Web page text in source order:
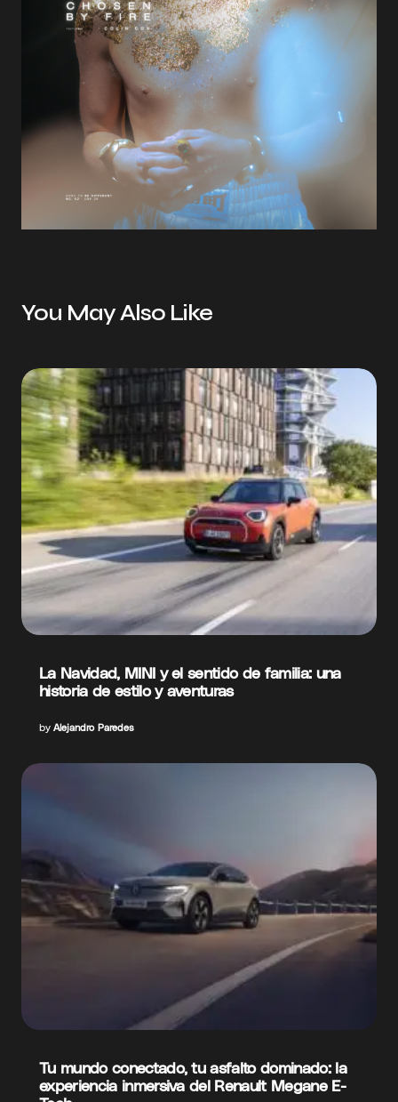
You May Also Like
La Navidad, MINI y el sentido de familia: una
historia de estilo y aventuras
by Alejandro Paredes
Tu mundo conectado, tu asfalto dominado: la
experiencia inmersiva del Renault Megane E-